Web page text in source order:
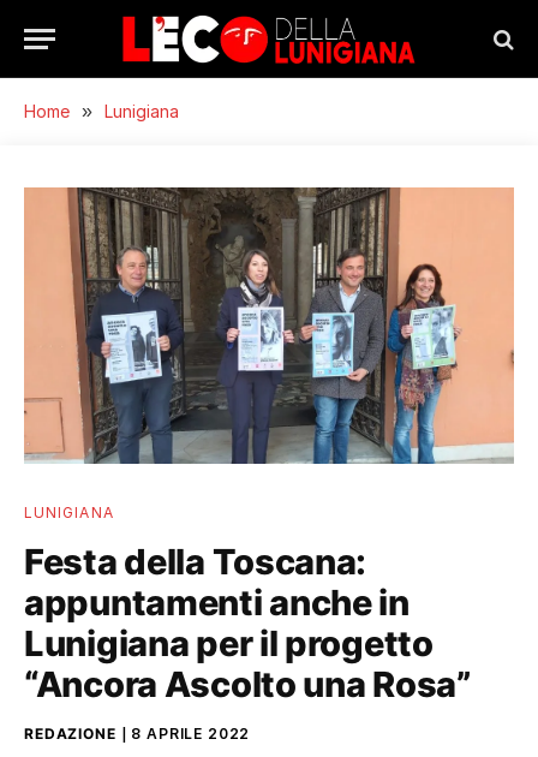
Home » Lunigiana
LUNIGIANA
Festa della Toscana:
appuntamenti anche in
Lunigiana per il progetto
“Ancora Ascolto una Rosa”
REDAZIONE 8 APRILE 2022